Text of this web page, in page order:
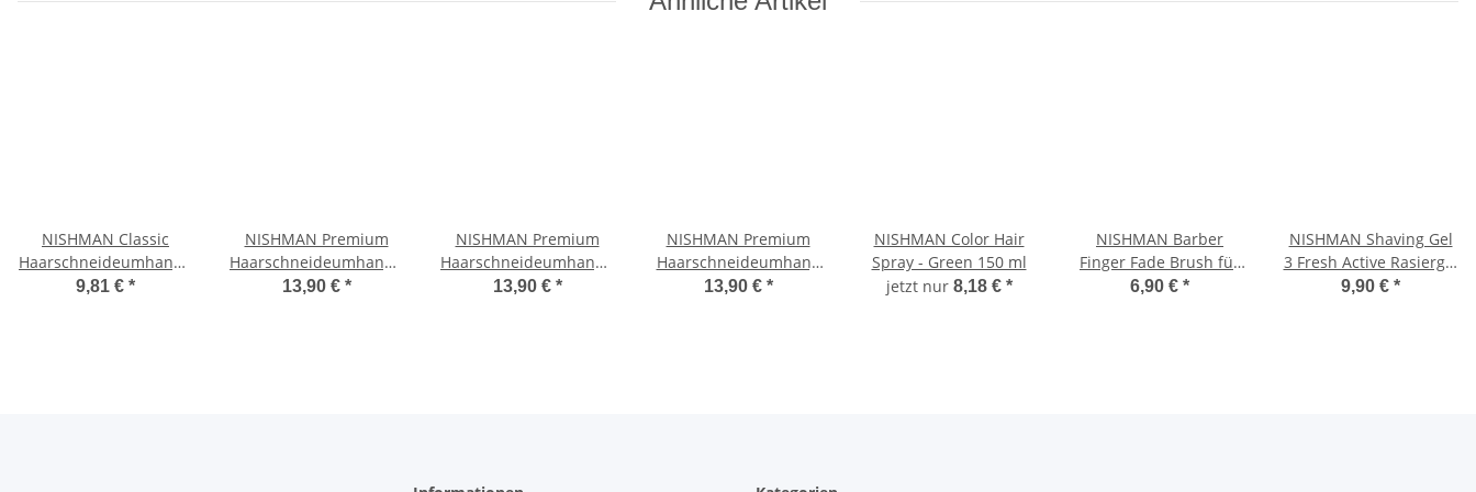
NISHMAN Classic
Haarschneideumhang -
schwarz weiß gestreift
9,81 € *
NISHMAN Premium
Haarschneideumhang -
schwarz
13,90 € *
NISHMAN Premium
Haarschneideumhang -
schwarz weiß gestreift
13,90 € *
NISHMAN Premium
Haarschneideumhang
DYNAMIC gelb -
13,90 € *
NISHMAN Color Hair
Spray - Green 150 ml
jetzt nur 8,18 € *
NISHMAN Barber
Finger Fade Brush für
Schnitthaar und
6,90 € *
NISHMAN Shaving Gel
3 Fresh Active Rasiergel
Easy Shave 400 ml
9,90 € *